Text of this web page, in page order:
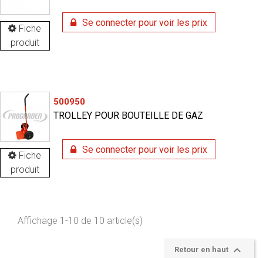
Fiche
produit
Se connecter pour voir les prix
Fiche
produit
500950
TROLLEY POUR BOUTEILLE DE GAZ
Se connecter pour voir les prix
Affichage 1-10 de 10 article(s)
Retour en haut 